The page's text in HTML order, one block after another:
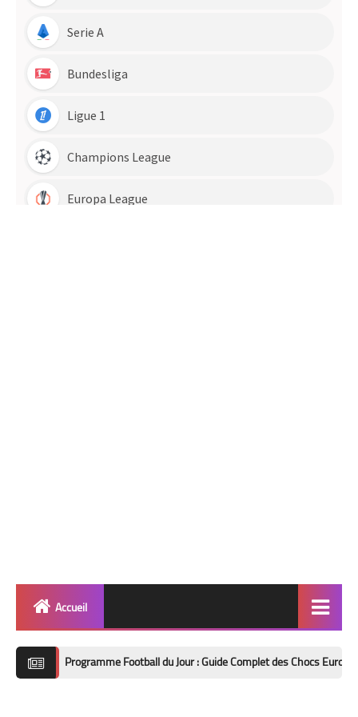
Accueil
Programme Football du Jour : Guide Complet des Chocs Européens et